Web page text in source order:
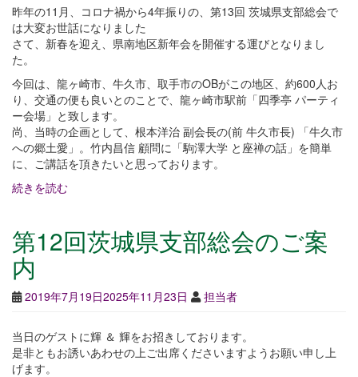
昨年の11月、コロナ禍から4年振りの、第13回 茨城県支部総会で
は大変お世話になりました
さて、新春を迎え、県南地区新年会を開催する運びとなりまし
た。
今回は、龍ヶ崎市、牛久市、取手市のOBがこの地区、約600人お
り、交通の便も良いとのことで、龍ヶ崎市駅前「四季亭 パーティ
ー会場」と致します。
尚、当時の企画として、根本洋治 副会長の(前 牛久市長) 「牛久市
への郷土愛」。竹内昌信 顧問に「駒澤大学 と座禅の話」を簡単
に、ご講話を頂きたいと思っております。
続きを読む
第12回茨城県支部総会のご案
内
2019年7月19日2025年11月23日 担当者
当日のゲストに輝 ＆ 輝をお招きしております。
是非ともお誘いあわせの上ご出席くださいますようお願い申し上
げます。